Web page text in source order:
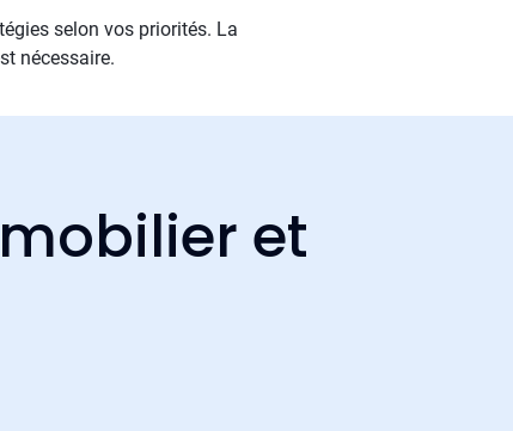
selon vos priorités. La
nécessaire.
et